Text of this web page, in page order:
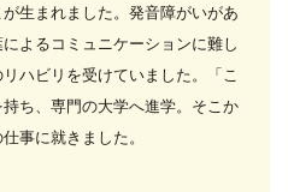
生まれました。発音障がいがあ
よるコミュニケーションに難し
ハビリを受けていました。「こ
ち、専門の大学へ進学。そこか
事に就きました。